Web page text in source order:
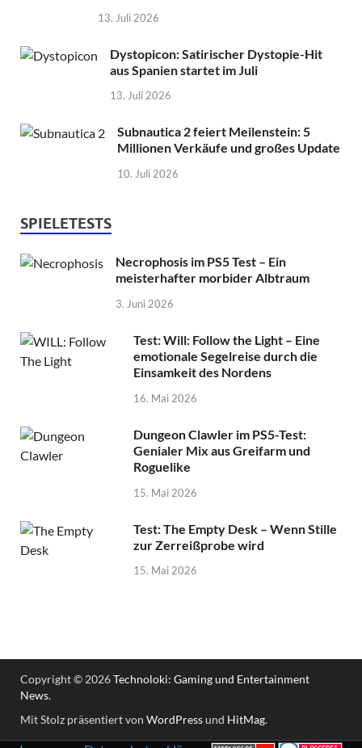
13. Juli 2026
Dystopicon: Satirischer Dystopie-Hit
aus Spanien startet im Juli
13. Juli 2026
Subnautica 2 feiert Meilenstein: 5
Millionen Verkäufe und großes Update
10. Juli 2026
SPIELETESTS
Necrophosis im PS5 Test – Ein
meisterhafter morbider Albtraum
3. Juni 2026
Test: Will: Follow the Light – Eine
emotionale Segelreise durch die
Einsamkeit des Nordens
16. Mai 2026
Dungeon Clawler im PS5-Test:
Genialer Mix aus Greifarm und
Roguelike
15. Mai 2026
Test: The Empty Desk – Wenn Stille
zur Zerreißprobe wird
15. Mai 2026
Copyright © 2026Technoloki: Gaming und Entertainment
News.
Mit Stolz präsentiert von WordPressund HitMag.